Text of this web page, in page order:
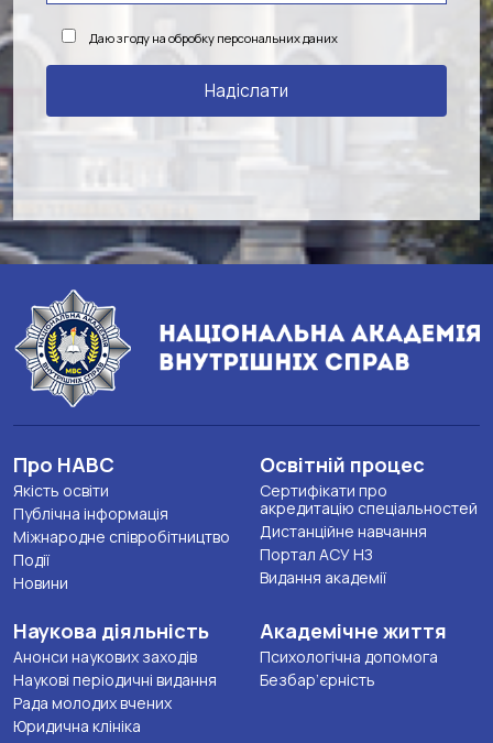
Даю згоду на обробку персональних даних
Про НАВС
Якість освіти
Публічна інформація
Міжнародне співробітництво
Події
Новини
Освітній процес
Сертифікати про
акредитацію спеціальностей
Дистанційне навчання
Портал АСУ НЗ
Видання академії
Наукова діяльність
Анонси наукових заходів
Наукові періодичні видання
Рада молодих вчених
Юридична клініка
Академічне життя
Психологічна допомога
Безбар’єрність